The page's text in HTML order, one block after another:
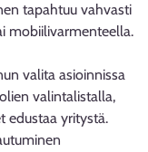
tapahtuu vahvasti
mobiilivarmenteella.
valita asioinnissa
valintalistalla,
edustaa yritystä.